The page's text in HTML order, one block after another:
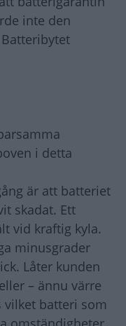
inte den
i detta
är att batteriet
skadat. Ett
vid kraftig kyla.
minusgrader
Låter kunden
– ännu värre
vilket batteri som